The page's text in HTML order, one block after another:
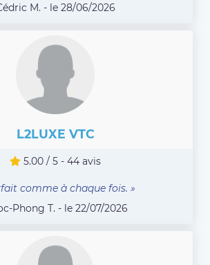
M. - le 28/06/2026
L2LUXE VTC
5.00 / 5 - 44 avis
comme à chaque fois. »
Phong T. - le 22/07/2026